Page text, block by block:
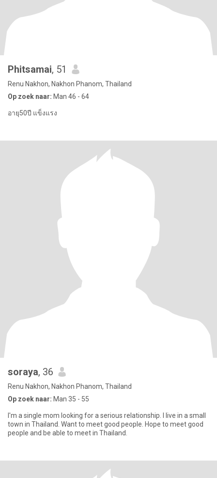
Phitsamai, 51
Renu Nakhon, Nakhon Phanom, Thailand
Op zoek naar: Man 46 - 64
อายุ50ปี แข็งแรง
soraya, 36
Renu Nakhon, Nakhon Phanom, Thailand
Op zoek naar: Man 35 - 55
I'm a single mom looking for a serious relationship. I live in a small
town in Thailand. Want to meet good people. Hope to meet good
people and be able to meet in Thailand.